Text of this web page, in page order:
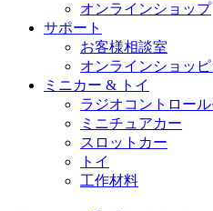
オンラインショップ
サポート
お客様相談室
オンラインショッ
ミニカー & トイ
ラジオコントロー
ミニチュアカー
スロットカー
トイ
工作材料